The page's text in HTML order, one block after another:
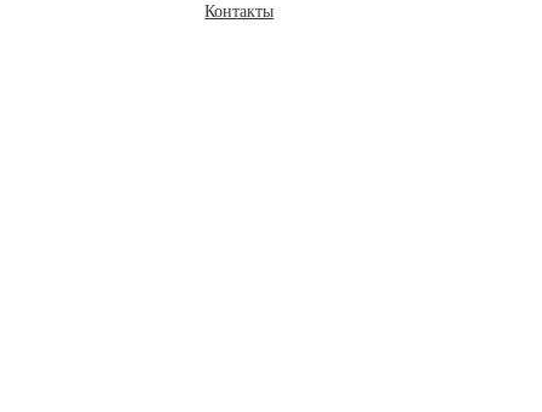
Контакты